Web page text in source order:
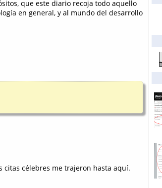
que este diario recoja todo aquello
en general, y al mundo del desarrollo
citas célebres me trajeron hasta aquí.